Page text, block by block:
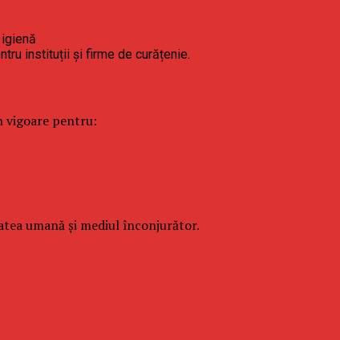
instituții și firme de curățenie.
vigoare pentru:
umană și mediul înconjurător.